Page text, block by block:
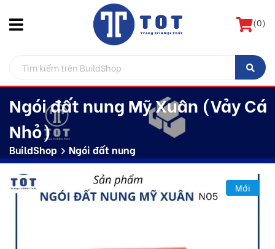
(0)
Ngói đất nung Mỹ Xuân (Vảy Cá
Nhỏ)
BuildShop Ngói đất nung
Mới